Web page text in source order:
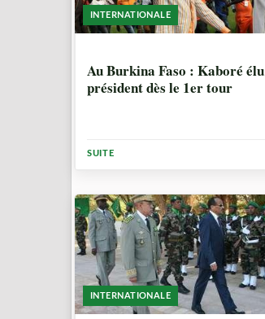
INTERNATIONALE
Au Burkina Faso : Kaboré élu
président dès le 1er tour
SUITE
INTERNATIONALE